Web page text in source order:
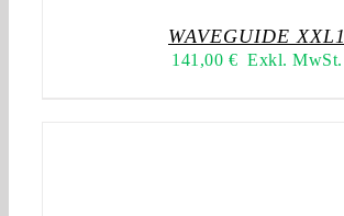
WAVEGUIDE XXL1
141,00 € Exkl. MwSt.